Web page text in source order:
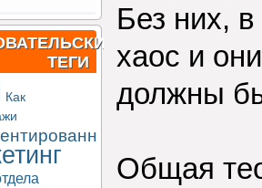
ТЕГИ
Как
Без них,
хаос и
должны
Общая